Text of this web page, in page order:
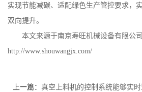
实现节能减碳、适配绿色生产管控要求，
双向提升。
本文来源于南京寿旺机械设备有限公
http://www.shouwangjx.com/
上一篇： 真空上料机的控制系统能够实